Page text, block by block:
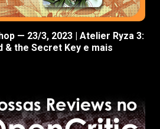
— 23/3, 2023 | Atelier Ryza 3:
& the Secret Key e mais